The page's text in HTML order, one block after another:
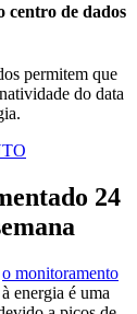
centro de dados
permitem que
do data
24
o monitoramento
energia é uma